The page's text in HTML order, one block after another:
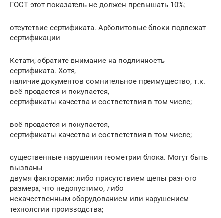
ГОСТ этот показатель не должен превышать 10%;
отсутствие сертификата. Арболитовые блоки подлежат
сертификации
Кстати, обратите внимание на подлинность
сертификата. Хотя,
наличие документов сомнительное преимущество, т.к.
всё продается и покупается,
сертификаты качества и соответствия в том числе;
всё продается и покупается,
сертификаты качества и соответствия в том числе;
существенные нарушения геометрии блока. Могут быть
вызваны
двумя факторами: либо присутствием щепы разного
размера, что недопустимо, либо
некачественным оборудованием или нарушением
технологии производства;